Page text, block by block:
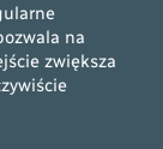
na
zwiększa